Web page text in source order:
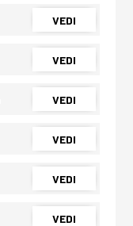
VEDI
VEDI
VEDI
VEDI
VEDI
VEDI